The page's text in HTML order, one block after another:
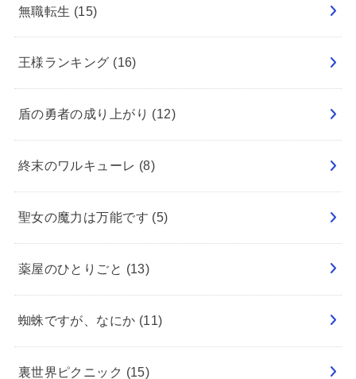
無職転生 (15)
王様ランキング (16)
盾の勇者の成り上がり (12)
終末のワルキューレ (8)
聖女の魔力は万能です (5)
薬屋のひとりごと (13)
蜘蛛ですが、なにか (11)
裏世界ピクニック (15)